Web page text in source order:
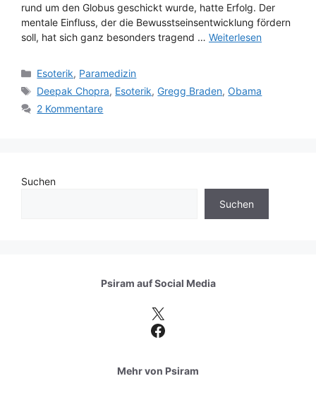
rund um den Globus geschickt wurde, hatte Erfolg. Der
mentale Einfluss, der die Bewusstseinsentwicklung fördern
soll, hat sich ganz besonders tragend … Weiterlesen
Kategorien
Esoterik, Paramedizin
Schlagwörter
Deepak Chopra, Esoterik,Gregg Braden,Obama
2 Kommentare
Suchen
Suchen
Psiram aufSocial Media
X
Facebook
Mehr von Psiram